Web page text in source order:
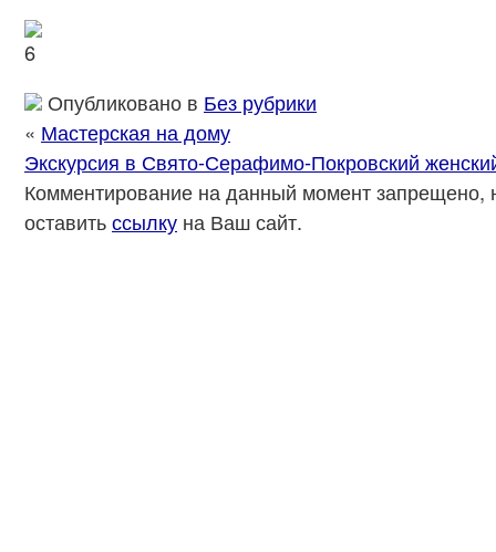
Опубликовано в Без рубрики
« Мастерская на дому
Экскурсия в Свято-Серафимо-Покровский
Комментирование на данный момент запрещено,
оставитьссылку на Ваш сайт.